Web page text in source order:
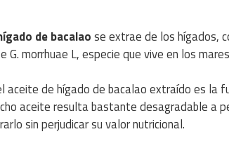
de bacalaose extrae de los hígados,
G. morrhuae L, especie que vive en los
aceite de hígado de bacalao extraído es
aceite resulta bastante desagradable a
sin perjudicar su valor nutricional.